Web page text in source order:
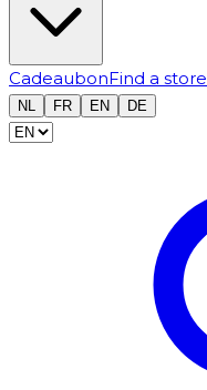
CadeaubonFind a store
NL FR EN DE